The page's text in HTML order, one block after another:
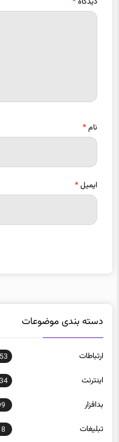
ایمیل*
ارتباطات
اينترنت
بدافزار
تبلیغات
تکنولوژی